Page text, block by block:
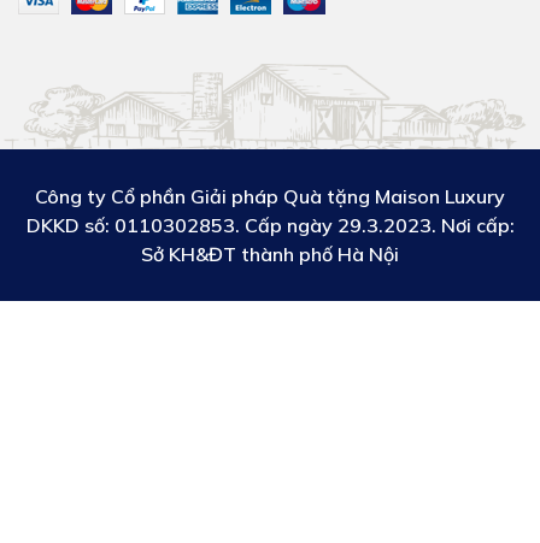
Công ty Cổ phần Giải pháp Quà tặng Maison Luxury
DKKD số: 0110302853. Cấp ngày 29.3.2023. Nơi cấp:
Sở KH&ĐT thành phố Hà Nội